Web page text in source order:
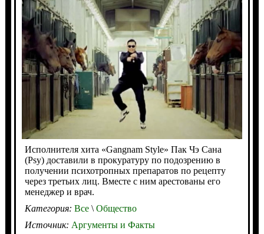
Исполнителя хита «Gangnam Style» Пак Чэ Сана
(Psy) доставили в прокуратуру по подозрению в
получении психотропных препаратов по рецепту
через третьих лиц. Вместе с ним арестованы его
менеджер и врач.
Категория: Все\Общество
Источник: Аргументы и Факты